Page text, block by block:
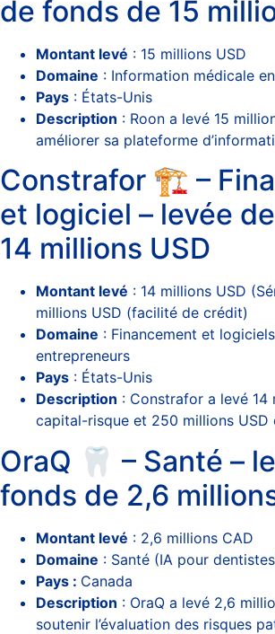
de fonds de 15
Montant levé : 15 millions USD
Domaine : Information médicale
Pays : États-Unis
Description : Roon a levé 15
améliorer sa plateforme
Constrafor 🏗️ –
et logiciel – levée
14 millions USD
Montant levé : 14 millions USD
millions USD (facilité de crédit)
Domaine : Financement et
entrepreneurs
Pays : États-Unis
Description : Constrafor a levé 14
capital-risque et 250 millions USD
OraQ 🦷 – Santé –
fonds de 2,6
Montant levé : 2,6 millions CAD
Domaine : Santé (IA pour
Pays : Canada
Description : OraQ a levé 2,6
soutenir l’évaluation des risques